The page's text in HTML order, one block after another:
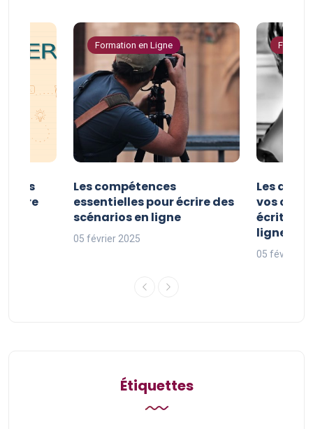
vos
Formation en Ligne
Les compétences
essentielles pour écrire des
scénarios en ligne
05 février 2025
Les
vos
écriture
ligne
05 février
Étiquettes